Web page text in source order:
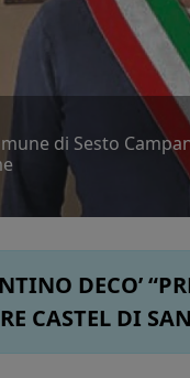
di Sesto
DECO’
CASTEL DI